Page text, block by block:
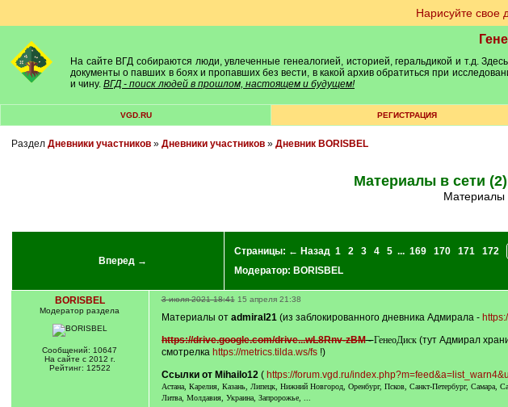
Нарисуйте свое
На сайте ВГД собираются люди, увлеченные генеалогией, историей, геральдикой и т.д.
документы о павших в боях и пропавших без вести, в какой архив обратиться при
и чину. ВГД - поиск людей в прошлом, настоящем и будущем!
VGD.RU РЕГИСТРАЦИЯ
Раздел Дневники участников» Дневники участников» Дневник BORISBEL
Материалы в сети
Вперед →
Страницы: ← Назад 1 2 3 4 5 ... 169 170 171 172
Модератор: BORISBEL
BORISBEL
Модератор раздела
Сообщений: 10647
На сайте с 2012 г.
Рейтинг: 12522
3 июля 2021 18:41 15 апреля 21:38
Материалы от admiral21(из заблокированного дневника Адмирала -
https://drive.google.com/drive...wL8Rnv-zBM-ГенеоДиск(тут Адмирал
смотрелка https://metrics.tilda.ws/fs!)
Ссылки от Mihailo12( https://forum.vgd.ru/
Астана, Карелия, Казань, Липецк, Нижний Новгород, Оренбург, Псков, Санкт-Петербург,
Литва, Молдавия, Украина, Запророжье, ...